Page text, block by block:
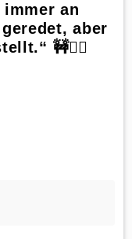
an
aber
🚧🤷‍♂️